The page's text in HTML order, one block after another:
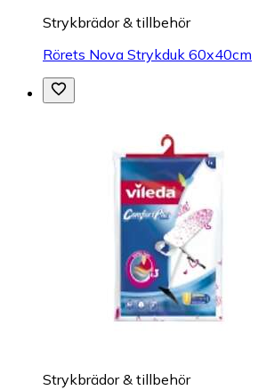
Strykbrädor & tillbehör
Rörets Nova Strykduk 60x40cm
Strykbrädor & tillbehör